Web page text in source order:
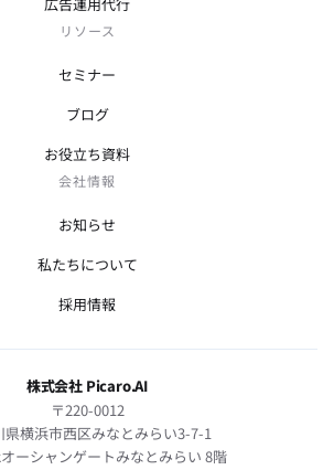
リソース
セミナー
ブログ
お役立ち資料
会社情報
お知らせ
私たちについて
採用情報
株式会社 Picaro.AI
〒220-0012
県横浜市西区みなとみらい3-7-1
ーシャンゲートみなとみらい 8階